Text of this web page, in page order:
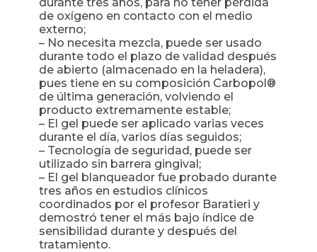
de oxígeno en contacto con el medio
externo;
– No necesita mezcla, puede ser usado
durante todo el plazo de validad después
de abierto (almacenado en la heladera),
pues tiene en su composición Carbopol®
de última generación, volviendo el
producto extremamente estable;
– El gel puede ser aplicado varias veces
durante el día, varios días seguidos;
– Tecnología de seguridad, puede ser
utilizado sin barrera gingival;
– El gel blanqueador fue probado durante
tres años en estudios clínicos
coordinados por el profesor Baratieri y
demostró tener el más bajo índice de
sensibilidad durante y después del
tratamiento.